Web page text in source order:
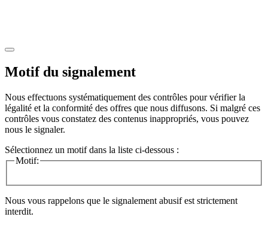
Motif du signalement
Nous effectuons systématiquement des contrôles pour vérifier la
légalité et la conformité des offres que nous diffusons. Si malgré ces
contrôles vous constatez des contenus inappropriés, vous pouvez
nous le signaler.
Sélectionnez un motif dans la liste ci-dessous :
Motif:
Nous vous rappelons que le signalement abusif est strictement
interdit.